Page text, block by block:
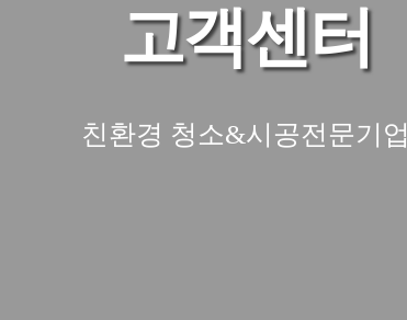
고객센터
친환경 청소&시공전문기업